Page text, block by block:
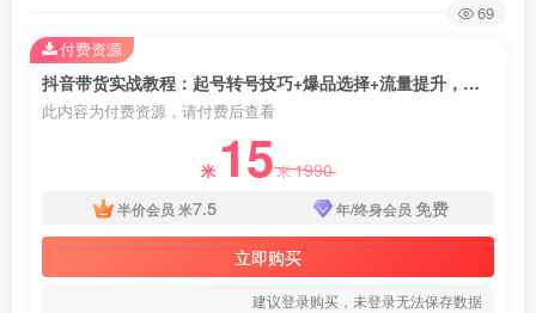
69
抖音带货实战教程：起号转号技巧+爆品选择+流量提升，打造爆款商品
此内容为付费资源，请付费后查看
米 15米1990
半价会员 米7.5 年/终身会员 免费
立即购买
建议登录购买，未登录无法保存数据
付费资源